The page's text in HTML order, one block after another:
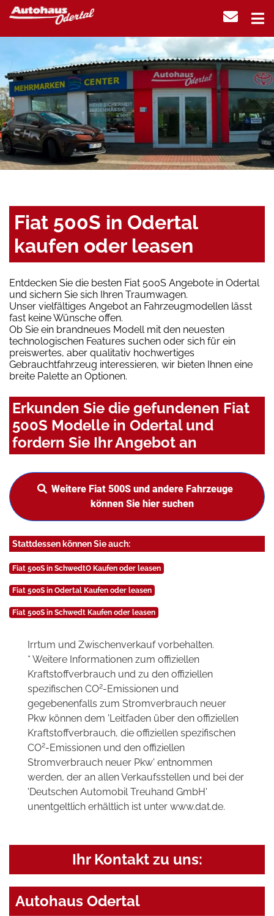
Fiat 500S in Odertal
kaufen oder leasen
Entdecken Sie die besten Fiat 500S Angebote in Odertal
und sichern Sie sich Ihren Traumwagen.
Unser vielfältiges Angebot an Fahrzeugmodellen lässt
fast keine Wünsche offen.
Ob Sie ein brandneues Modell mit den neuesten
technologischen Features suchen oder sich für ein
preiswertes, aber qualitativ hochwertiges
Gebrauchtfahrzeug interessieren, wir bieten Ihnen eine
breite Palette an Optionen.
Erkunden Sie die gefundenen Fiat
500S Modelle in Odertal und
fordern Sie Ihr Angebot an
Weitere Fiat 500S und andere Fahrzeuge
können Sie hier suchen
Stattdessen können Sie auch:
Fiat 500S in SchwedtO Kaufen oder leasen
Fiat 500S in Odertal Kaufen oder leasen
Fiat 500S in Schwedt Kaufen oder leasen
Irrtum und Zwischenverkauf vorbehalten.
* Weitere Informationen zum offiziellen
Kraftstoffverbrauch und zu den offiziellen
spezifischen CO2-Emissionen und
gegebenenfalls zum Stromverbrauch neuer
Pkw können dem 'Leitfaden über den offiziellen
Kraftstoffverbrauch, die offiziellen spezifischen
CO2-Emissionen und den offiziellen
Stromverbrauch neuer Pkw' entnommen
werden, der an allen Verkaufsstellen und bei der
'Deutschen Automobil Treuhand GmbH'
unentgeltlich erhältlich ist unter www.dat.de.
Ihr Kontakt zu uns:
Autohaus Odertal